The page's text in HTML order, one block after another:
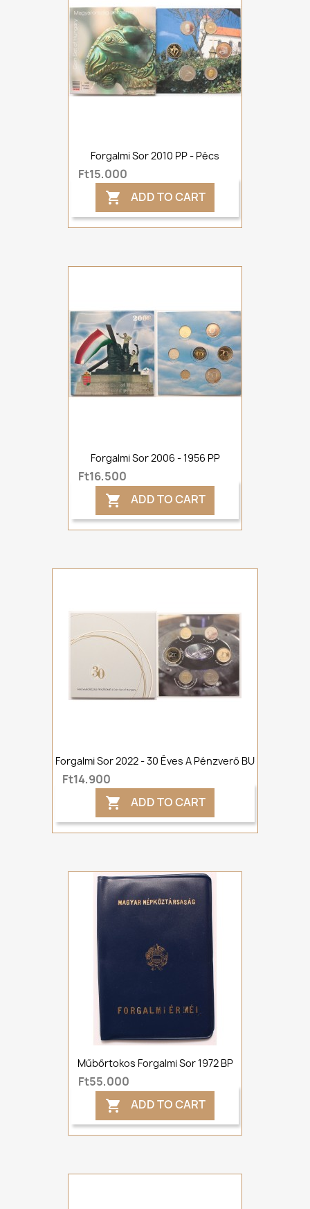
Forgalmi Sor 2010 PP - Pécs
Ft15,000
 ADD TO CART
Forgalmi Sor 2006 - 1956 PP
Ft16,500
 ADD TO CART
Forgalmi Sor 2022 - 30 Éves A Pénzverő BU
Ft14,900
 ADD TO CART
Műbőrtokos Forgalmi Sor 1972 BP
Ft55,000
 ADD TO CART